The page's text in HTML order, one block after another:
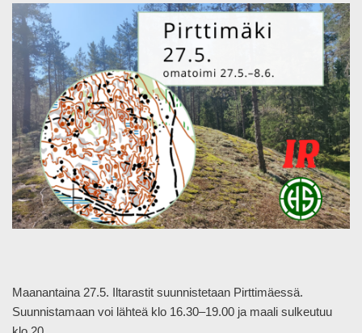
Maanantaina 27.5. Iltarastit suunnistetaan Pirttimäessä.
Suunnistamaan voi lähteä klo 16.30–19.00 ja maali sulkeutuu